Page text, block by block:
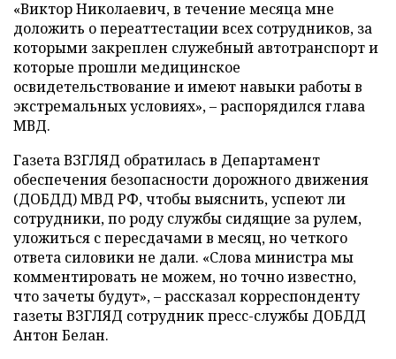
«Виктор Николаевич, в течение месяца мне
доложить о переаттестации всех сотрудников, за
которыми закреплен служебный автотранспорт и
которые прошли медицинское
освидетельствование и имеют навыки работы в
экстремальных условиях», – распорядился глава
МВД.
Газета ВЗГЛЯД обратилась в Департамент
обеспечения безопасности дорожного движения
(ДОБДД) МВД РФ, чтобы выяснить, успеют ли
сотрудники, по роду службы сидящие за рулем,
уложиться с пересдачами в месяц, но четкого
ответа силовики не дали. «Слова министра мы
комментировать не можем, но точно известно,
что зачеты будут», – рассказал корреспонденту
газеты ВЗГЛЯД сотрудник пресс-службы ДОБДД
Антон Белан.